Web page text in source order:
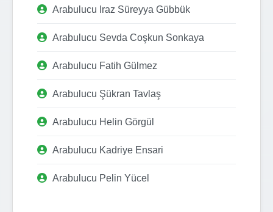
Arabulucu Iraz Süreyya Gübbük
Arabulucu Sevda Coşkun Sonkaya
Arabulucu Fatih Gülmez
Arabulucu Şükran Tavlaş
Arabulucu Helin Görgül
Arabulucu Kadriye Ensari
Arabulucu Pelin Yücel